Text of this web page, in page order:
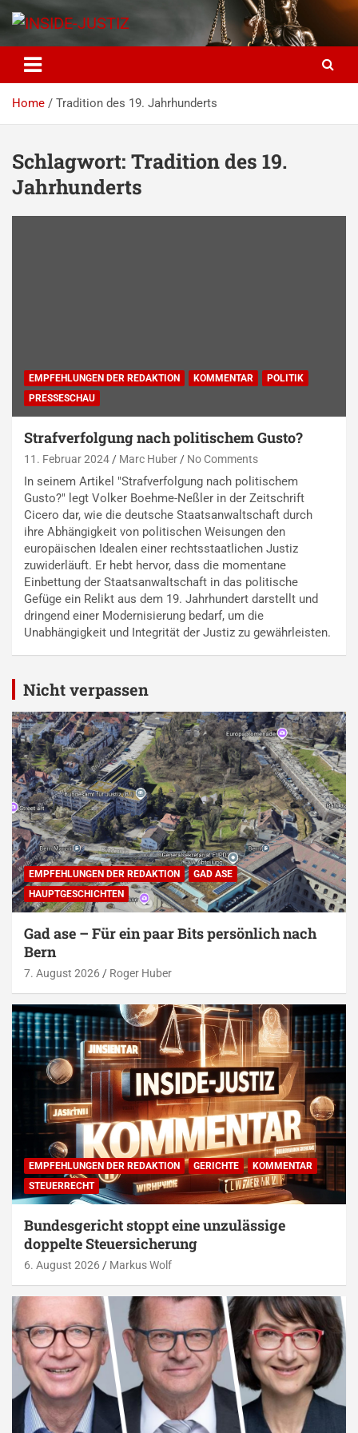
INSIDE-JUSTIZ
Investigativer Journalismus zur Dritten Gewalt
Home Tradition des 19. Jahrhunderts
Schlagwort: Tradition des 19.
Jahrhunderts
EMPFEHLUNGEN DER REDAKTION KOMMENTAR
POLITIK
PRESSESCHAU
Strafverfolgung nach politischem Gusto?
11. Februar 2024 Marc Huber No Comments
In seinem Artikel "Strafverfolgung nach politischem
Gusto?" legt Volker Boehme-Neßler in der Zeitschrift
Cicero dar, wie die deutsche Staatsanwaltschaft durch
ihre Abhängigkeit von politischen Weisungen den
europäischen Idealen einer rechtsstaatlichen Justiz
zuwiderläuft. Er hebt hervor, dass die momentane
Einbettung der Staatsanwaltschaft in das politische
Gefüge ein Relikt aus dem 19. Jahrhundert darstellt und
dringend einer Modernisierung bedarf, um die
Unabhängigkeit und Integrität der Justiz zu gewährleisten.
Nicht verpassen
EMPFEHLUNGEN DER REDAKTION
GAD ASE
HAUPTGESCHICHTEN
Gad ase – Für ein paar Bits persönlich nach
Bern
7. August 2026 Roger Huber
EMPFEHLUNGEN DER REDAKTION GERICHTE
KOMMENTAR
STEUERRECHT
Bundesgericht stoppt eine unzulässige
doppelte Steuersicherung
6. August 2026 Markus Wolf